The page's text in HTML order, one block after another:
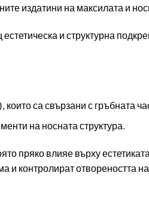
издатини на максилата и
и структурна
са свързани с гръбната
на носната структура.
пряко влияе върху
контролират отвореността